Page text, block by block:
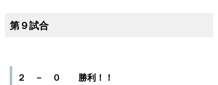
第９試合
２ － ０ 勝利！！